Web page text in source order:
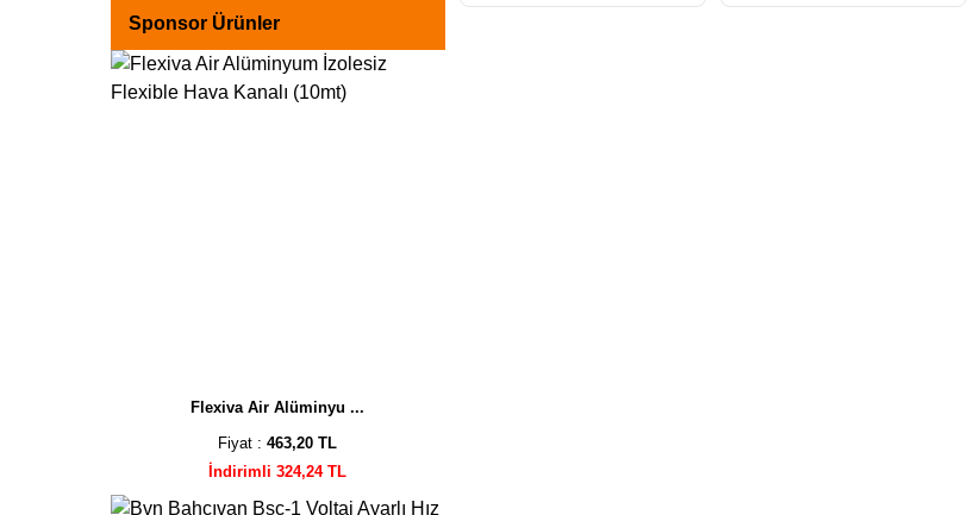
Sponsor Ürünler
Flexiva Air Alüminyu ...
Fiyat :463,20 TL
İndirimli 324,24 TL